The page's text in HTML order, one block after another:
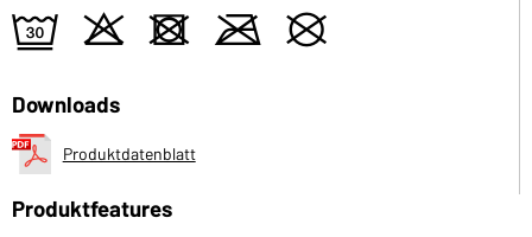
e o d m U
Downloads
Produktdatenblatt
Produktfeatures